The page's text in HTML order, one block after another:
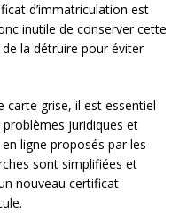
d’immatriculation est
inutile de conserver cette
la détruire pour éviter
carte grise, il est essentiel
problèmes juridiques et
ligne proposés par les
sont simplifiées et
nouveau certificat